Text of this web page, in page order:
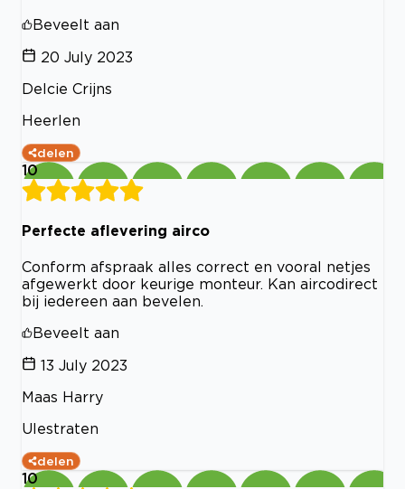
Beveelt aan
20 July 2023
Delcie Crijns
Heerlen
delen
10
Perfecte aflevering airco
Conform afspraak alles correct en vooral netjes
afgewerkt door keurige monteur. Kan aircodirect
bij iedereen aan bevelen.
Beveelt aan
13 July 2023
Maas Harry
Ulestraten
delen
10